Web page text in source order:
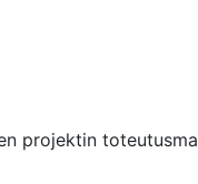
projektin